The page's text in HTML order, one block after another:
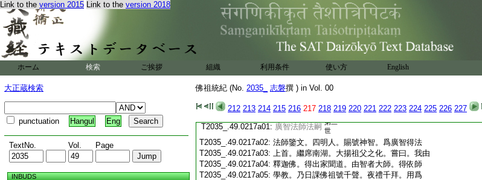
Link to the version 2015 Link to the version 2018
ホーム 検索 ご挨拶 組織 利用条件 使い方 English
大正蔵検索
punctuation Hangul Eng
TextNo. Vol. Page
INBUDS
佛祖統紀 (No. 2035_ 志磐撰 ) in Vol. 00
212 213 214 215 216 217 218 219 220 221 222 223 224 225 226 227
T2035_.49.0216c19:東安景初法師 南屏靈玩法師 東呉文
T2035_.49.0216c20:詡法師 錢唐如詢法師
T2035_.49.0216c21: 三學法師法嗣
T2035_.49.0216c22:三學若水法師
浮石法師法嗣
景雲溫其法師 天柱守孜法師 浮石懷
T2035_.49.0216c25:月法師 婺女日東法師
T2035_.49.0216c26:廣慈法師法嗣
T2035_.49.0216c27:妙悟希最法師 懺主法宗法師 妙果子
T2035_.49.0216c28:
T2035_.49.0216c29: 龍泉覃異法師 雷峯戒珠法師
T2035_.49.0217a01: 廣智法師法嗣 第二
世
T2035_.49.0217a02: 法師鑒文。四明人。賜號神智。爲廣智得法
T2035_.49.0217a03: 上首。繼席南湖。大揚祖父之化。嘗曰。我由
T2035_.49.0217a04: 釋迦佛。得出家聞道。由智者大師。得依師
T2035_.49.0217a05: 學教。乃日課佛祖號千聲。夜禮千拜。用爲